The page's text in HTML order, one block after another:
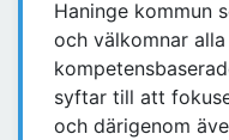
Haninge kommun
och välkomnar
syftar till att
och därigenom